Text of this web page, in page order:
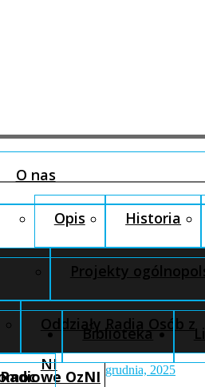
O nas
Opis Historia
Projekty
Oddziały Radia Osób z
NI
Biblioteka
OzNI grudnia, 2025